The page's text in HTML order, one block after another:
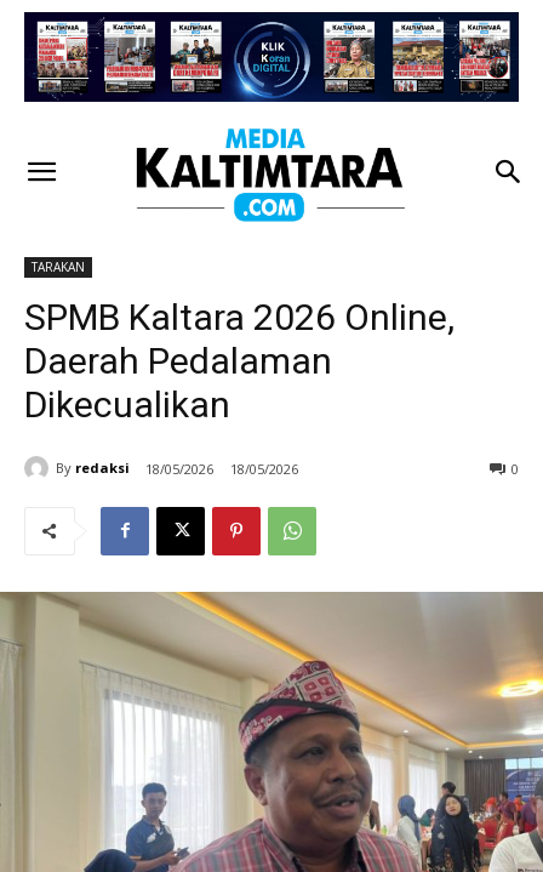
TARAKAN
SPMB Kaltara 2026 Online,
Daerah Pedalaman
Dikecualikan
By redaksi 18/05/2026 18/05/2026 0